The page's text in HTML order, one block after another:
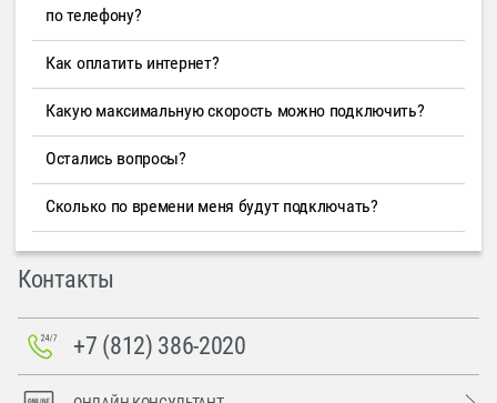
по телефону?
Как оплатить интернет?
Какую максимальную скорость можно подключить?
Остались вопросы?
Сколько по времени меня будут подключать?
Контакты
+7 (812) 386-2020